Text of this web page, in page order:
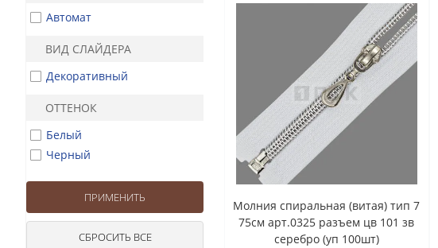
Автомат
ВИД СЛАЙДЕРА
Декоративный
ОТТЕНОК
Белый
Черный
Молния спиральная (витая) тип 7
75см арт.0325 разъем цв 101 зв
серебро (уп 100шт)